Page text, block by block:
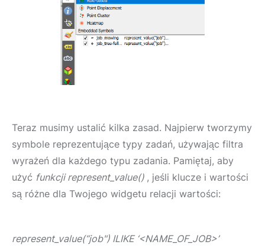
Teraz musimy ustalić kilka zasad. Najpierw tworzymy
symbole reprezentujące typy zadań, używając filtra
wyrażeń dla każdego typu zadania. Pamiętaj, aby
użyć funkcji represent_value() , jeśli klucze i wartości
są różne dla Twojego widgetu relacji wartości:
represent_value(“job") ILIKE ‘<NAME_OF_JOB>’